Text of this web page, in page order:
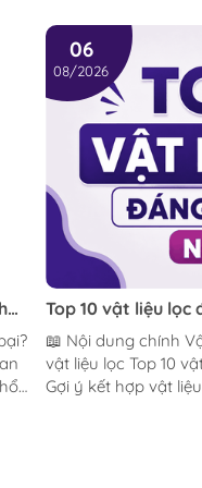
8-15mm
lọc thùng.
hồ thủy sinh.
nước chảy ra ngoài
lâu dài.
khi cần thiết.
trên thị trường.
kính ống đang sử
06
08/2026
Top 10 vật liệu lọc
Bí quyết giữ nước
cá luôn ổn định
📖 Nội dung chính Vật liệu lọc là gì? Tiêu chí lựa chọn
vật liệu lọc Top 10
Gợi ý kết hợp vật